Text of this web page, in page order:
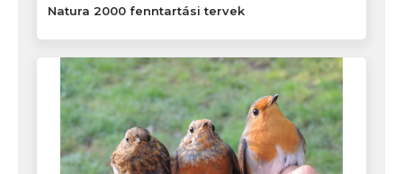
Natura 2000 fenntartási tervek